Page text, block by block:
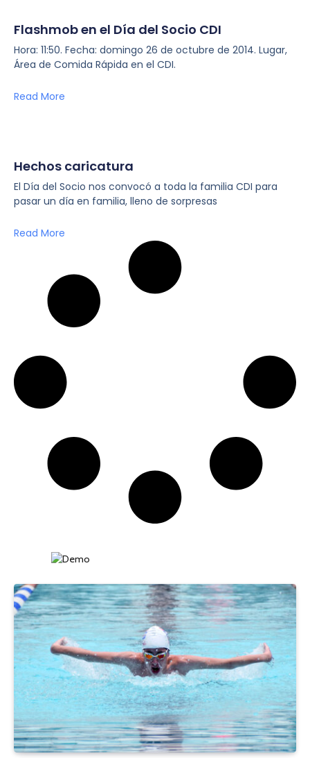
Flashmob en el Día del Socio CDI
Hora: 11:50. Fecha: domingo 26 de octubre de 2014. Lugar,
Área de Comida Rápida en el CDI.
Read More
Hechos caricatura
El Día del Socio nos convocó a toda la familia CDI para
pasar un día en familia, lleno de sorpresas
Read More